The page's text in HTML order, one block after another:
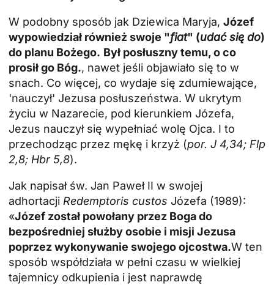
W podobny sposób jak Dziewica Maryja, Józef
wypowiedział również swoje "fiat" (udać się do)
do planu Bożego. Był posłuszny temu, o co
prosił go Bóg., nawet jeśli objawiało się to w
snach. Co więcej, co wydaje się zdumiewające,
'nauczył' Jezusa posłuszeństwa. W ukrytym
życiu w Nazarecie, pod kierunkiem Józefa,
Jezus nauczył się wypełniać wolę Ojca. I to
przechodząc przez mękę i krzyż (por. J 4,34; Flp
2,8; Hbr 5,8).
Jak napisał św. Jan Paweł II w swojej
adhortacji Redemptoris custos Józefa (1989):
«Józef został powołany przez Boga do
bezpośredniej służby osobie i misji Jezusa
poprzez wykonywanie swojego ojcostwa.W ten
sposób współdziała w pełni czasu w wielkiej
tajemnicy odkupienia i jest naprawdę